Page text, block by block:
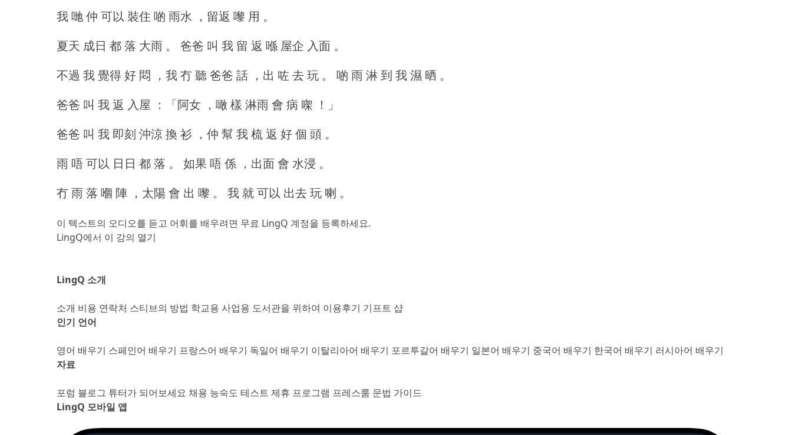
我 哋 仲 可以 裝住 啲 雨水 ，留返 嚟 用 。
夏天 成日 都 落 大雨 。
爸爸 叫 我 留 返 喺 屋企 入面 。
不過 我 覺得 好 悶 ，我 冇 聽 爸爸 話 ，出 咗 去 玩 。
啲 雨 淋 到 我 濕 晒 。
爸爸 叫 我 返 入屋 ：「阿女 ，噉 樣 淋雨 會 病 㗎 ！」
爸爸 叫 我 即刻 沖涼 換 衫 ，仲 幫 我 梳 返 好 個 頭 。
雨 唔 可以 日日 都 落 。
如果 唔 係 ，出面 會 水浸 。
冇 雨 落 嗰 陣 ，太陽 會 出 嚟 。
我 就 可以 出去 玩 喇 。
이 텍스트의 오디오를 듣고 어휘를 배우려면 무료 LingQ 계정을 등록하세요.
LingQ에서 이 강의 열기
LingQ 소개
소개 비용 연락처 스티브의 방법 학교용 사업용 도서관을 위하여 이용후기 기프트 샵
인기 언어
영어 배우기 스페인어 배우기 프랑스어 배우기 독일어 배우기 이탈리아어 배우기 포르투갈어 배우기 일본어 배우기 중국어 배우기 한국어 배우기 러시아어 배우기
자료
포럼 블로그 튜터가 되어보세요 채용 능숙도 테스트 제휴 프로그램 프레스룸 문법 가이드
LingQ 모바일 앱